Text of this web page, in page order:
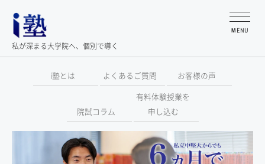
私が深まる大学院へ、個別で導く
MENU
i塾とは よくあるご質問 お客様の声
院試コラム
有料体験授業を
申し込む